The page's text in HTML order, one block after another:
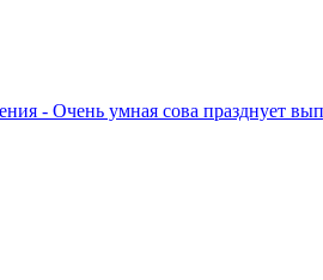
- Очень умная сова празднует